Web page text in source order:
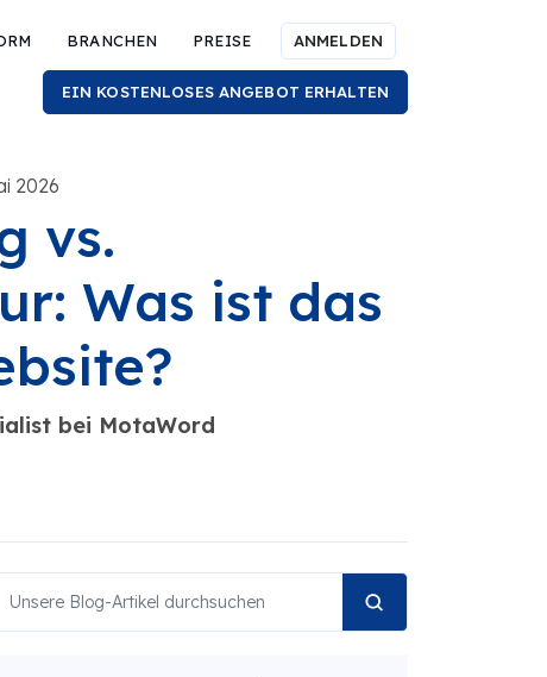
BRANCHEN PREISE ANMELDEN
EIN KOSTENLOSES ANGEBOT ERHALTEN
2026
vs.
Was ist das
bei MotaWord